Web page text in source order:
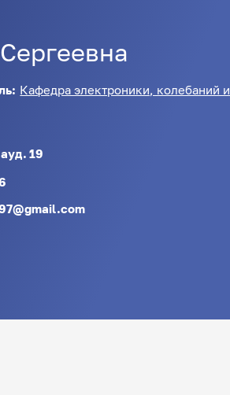
Сергеевна
Кафедра электроники, колебаний и
19